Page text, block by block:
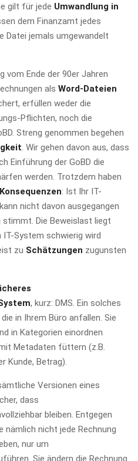
gilt für jede Umwandlung in
dem Finanzamt jedes
Datei jemals umgewandelt
vom Ende der 90er Jahren
als Word-Dateien
erfüllen weder die
Pflichten, noch die
Streng genommen begehen
. Wir gehen davon aus, dass
Einführung der GoBD die
werden. Trotzdem haben
Konsequenzen: Ist Ihr IT-
nicht davon ausgegangen
stimmt. Die Beweislast liegt
System schwierig wird
zu Schätzungen zugunsten
, kurz: DMS. Ein solches
in Ihrem Büro anfallen. Sie
in Kategorien einordnen
Metadaten füttern (z.B.
Kunde, Betrag).
Versionen eines
dass
bleiben. Entgegen
nämlich nicht jede Rechnung
nur um
Sie ändern die Rechnung